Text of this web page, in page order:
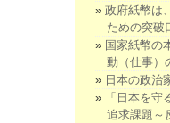
政府紙幣は
ための突破
国家紙幣の
動（仕事）
日本の政治
「日本を
追求課題～